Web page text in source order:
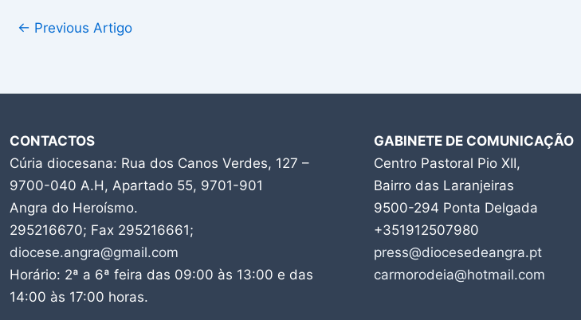
← Previous Artigo
CONTACTOS
Cúria diocesana: Rua dos Canos Verdes, 127 –
9700-040 A.H, Apartado 55, 9701-901
Angra do Heroísmo.
295216670; Fax 295216661;
diocese.angra@gmail.com
Horário: 2ª a 6ª feira das 09:00 às 13:00 e das
14:00 às 17:00 horas.
GABINETE DE COMUNICAÇÃO
Centro Pastoral Pio XII,
Bairro das Laranjeiras
9500-294 Ponta Delgada
+351912507980
press@diocesedeangra.pt
carmorodeia@hotmail.com